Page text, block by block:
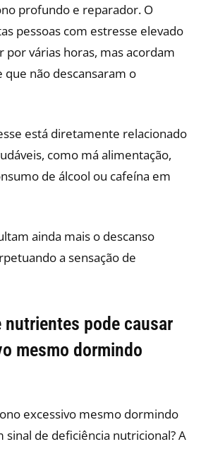
profundo e reparador. O
pessoas com estresse elevado
várias horas, mas acordam
que não descansaram o
está diretamente relacionado
como má alimentação,
de álcool ou cafeína em
ainda mais o descanso
a sensação de
nutrientes pode causar
mesmo dormindo
excessivo mesmo dormindo
de deficiência nutricional? A